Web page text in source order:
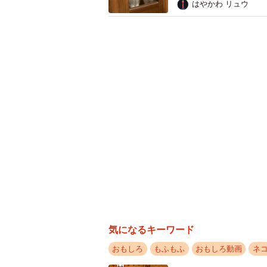
はやかわ リュウ
気になるキーワード
おもしろ もふもふ おもしろ動画 ネ